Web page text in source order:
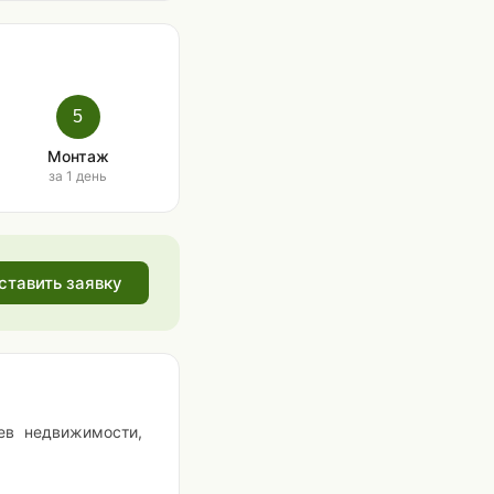
5
Монтаж
за 1 день
заявку
недвижимости,